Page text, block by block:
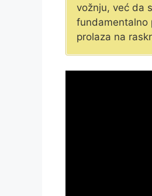
vožnju, već da
fundamentalno
prolaza na